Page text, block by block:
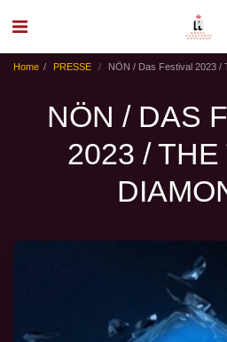
Home PRESSE NÖN / Das Festival 2023 /
NÖN / DAS
2023 /